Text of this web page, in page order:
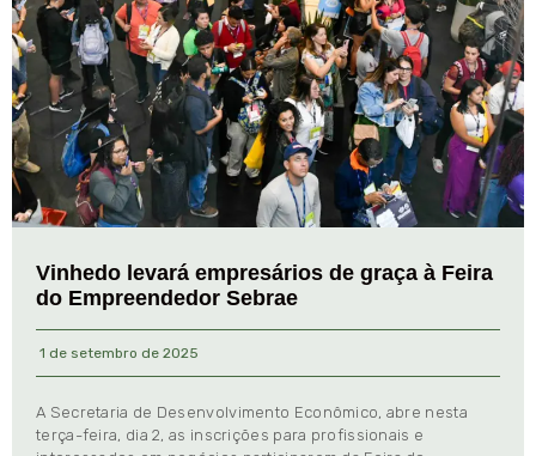
Vinhedo levará empresários de graça à Feira
do Empreendedor Sebrae
1 de setembro de 2025
A Secretaria de Desenvolvimento Econômico, abre nesta
terça-feira, dia 2, as inscrições para profissionais e